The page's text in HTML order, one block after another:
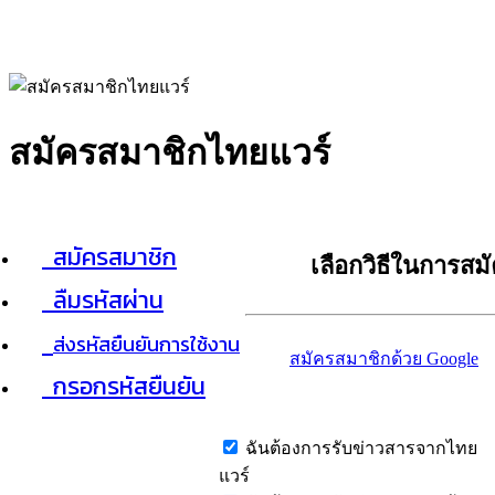
สมัครสมาชิกไทยแวร์
สมัครสมาชิก
ลืมรหัสผ่าน
ส่งรหัสยืนยันการใช้งาน
กรอกรหัสยืนยัน
เลือกวิธีในการส
สมัครสมาชิกด้วย Google
ฉันต้องการรับข่าวสารจากไทย
แวร์